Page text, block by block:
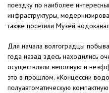
поездку по наиболее
инфраструктуры,
также посетили Музей
Для начала волгоградцы
года назад здесь находились
осуществляли неполную и
это в прошлом. «Концессии
полуавтоматическую